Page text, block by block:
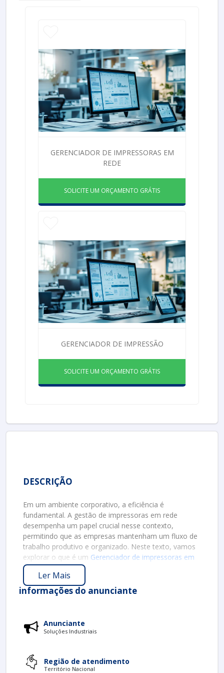
GERENCIADOR DE IMPRESSORAS EM
REDE
SOLICITE UM ORÇAMENTO GRÁTIS
GERENCIADOR DE IMPRESSÃO
SOLICITE UM ORÇAMENTO GRÁTIS
DESCRIÇÃO
Em um ambiente corporativo, a eficiência é
fundamental. A gestão de impressoras em rede
desempenha um papel crucial nesse contexto,
permitindo que as empresas mantenham um fluxo de
trabalho produtivo e organizado. Neste texto, vamos
explorar o que é um Gerenciador de impressoras em
rede, suas funcionalidades, benefícios e como sua
implementação pode transformar a maneira como
sua empresa lida com impressão.
Um gerenciador de impressoras em rede é um
impressoras conectadas em uma rede. Ele oferece
uma visão holística do uso das impressoras,
Ler Mais
informações do anunciante
Anunciante
Soluções Industriais
Região de atendimento
Território Nacional